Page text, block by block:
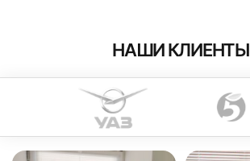
НАШИ КЛИЕНТЫ